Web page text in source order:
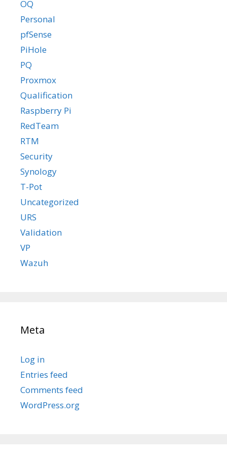
OQ
Personal
pfSense
PiHole
PQ
Proxmox
Qualification
Raspberry Pi
RedTeam
RTM
Security
Synology
T-Pot
Uncategorized
URS
Validation
VP
Wazuh
Meta
Log in
Entries feed
Comments feed
WordPress.org